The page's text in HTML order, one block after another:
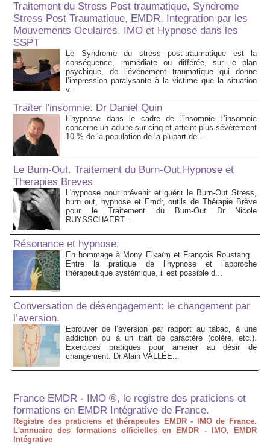
Traitement du Stress Post traumatique, Syndrome
Stress Post Traumatique, EMDR, Integration par les
Mouvements Oculaires, IMO et Hypnose dans les
SSPT
Le Syndrome du stress post-traumatique est la
conséquence, immédiate ou différée, sur le plan
psychique, de l’événement traumatique qui donne
l’impression paralysante à la victime que la situation
v...
Traiter l'insomnie. Dr Daniel Quin
L'hypnose dans le cadre de l'insomnie L’insomnie
concerne un adulte sur cinq et atteint plus sévèrement
10 % de la population de la plupart de...
Le Burn-Out. Traitement du Burn-Out,Hypnose et
Therapies Breves
L'hypnose pour prévenir et guérir le Burn-Out Stress,
burn out, hypnose et Emdr, outils de Thérapie Brève
pour le Traitement du Burn-Out Dr Nicole
RUYSSCHAERT...
Résonance et hypnose.
En hommage à Mony Elkaïm et François Roustang...
Entre la pratique de l’hypnose et l’approche
thérapeutique systémique, il est possible d...
Conversation de désengagement: le changement par
l’aversion.
Eprouver de l’aversion par rapport au tabac, à une
addiction ou à un trait de caractère (colère, etc.).
Exercices pratiques pour amener au désir de
changement. Dr Alain VALLÉE...
France EMDR - IMO ®, le registre des praticiens et
formations en EMDR Intégrative de France.
Registre des praticiens et thérapeutes EMDR - IMO de France.
L'annuaire des formations officielles en EMDR - IMO, EMDR
Intégrative